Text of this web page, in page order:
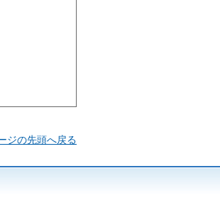
ジの先頭へ戻る